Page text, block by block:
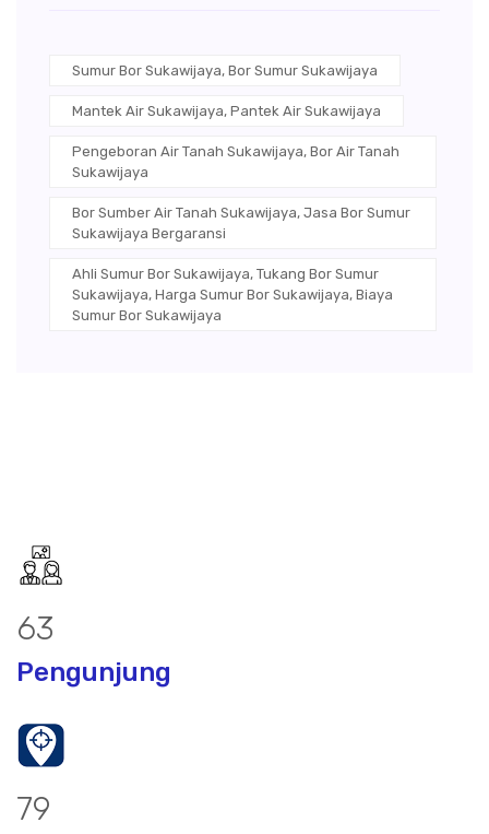
Sumur Bor Sukawijaya, Bor Sumur Sukawijaya
Mantek Air Sukawijaya, Pantek Air Sukawijaya
Pengeboran Air Tanah Sukawijaya, Bor Air Tanah
Sukawijaya
Bor Sumber Air Tanah Sukawijaya, Jasa Bor Sumur
Sukawijaya Bergaransi
Ahli Sumur Bor Sukawijaya, Tukang Bor Sumur
Sukawijaya, Harga Sumur Bor Sukawijaya, Biaya
Sumur Bor Sukawijaya
81
Pengunjung
101